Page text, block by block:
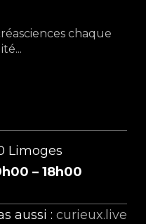
chaque
Limoges
– 18h00
aussi :curieux.live